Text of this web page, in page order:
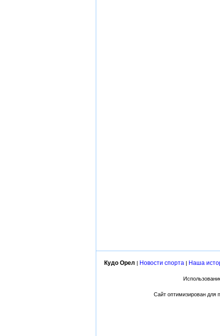
Кудо Орел | Новости спорта | Наша
Сайт оптимизирован для